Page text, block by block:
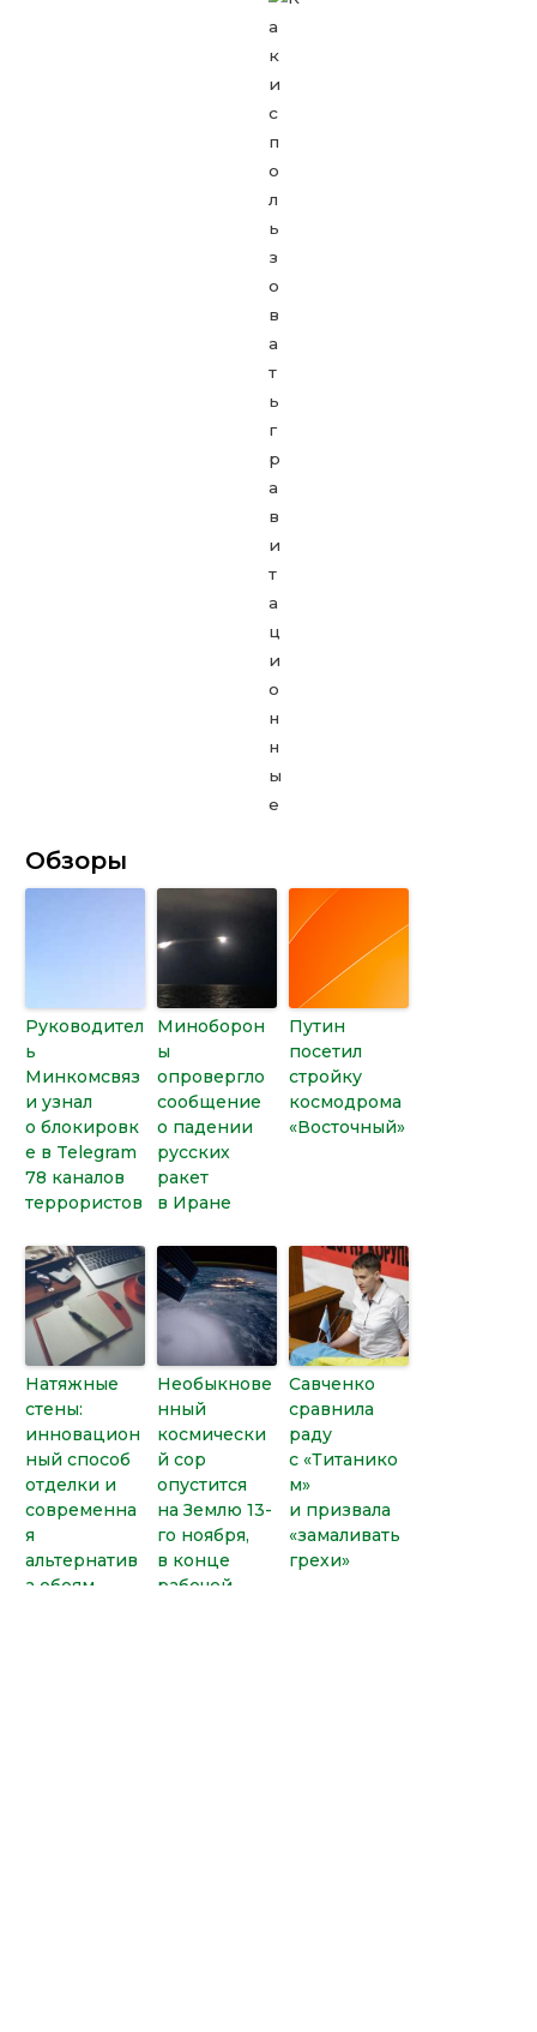
Обзоры
Руководител
ь
Минкомсвяз
и узнал
о блокировк
е в Telegram
78 каналов
террористов
Миноборон
ы
опровергло
сообщение
о падении
русских
ракет
в Иране
Путин
посетил
стройку
космодрома
«Восточный»
Натяжные
стены:
инновацион
ный способ
отделки и
современна
я
альтернатив
а обоям
Необыкнове
нный
космически
й сор
опустится
на Землю 13-
го ноября,
в конце
рабочей
Савченко
сравнила
раду
с «Титанико
м»
и призвала
«замаливать
грехи»